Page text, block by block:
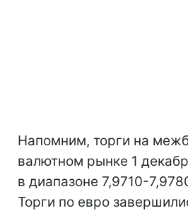
Напомним, торги на
валютном рынке 1
в диапазоне 7,9710-
Торги по евро